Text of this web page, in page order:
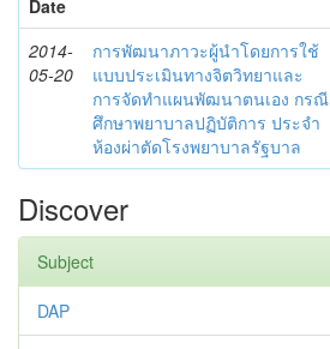
Date
2014-
05-20
การพัฒนาภาวะผู้นำโดยการใช้
แบบประเมินทางจิตวิทยาและ
การจัดทำแผนพัฒนาตนเอง กรณี
ศึกษาพยาบาลปฏิบัติการ ประจำ
ห้องผ่าตัดโรงพยาบาลรัฐบาล
Discover
Subject
DAP